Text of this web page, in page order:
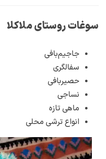
سوغات روستای ملاکلا
جاجیم‌بافی
سفالگری
حصیربافی
نساجی
ماهی تازه
انواع ترشی محلی